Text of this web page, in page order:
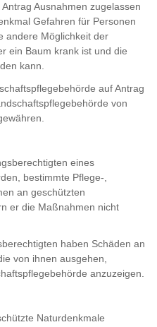
Ausnahmen zugelassen
Gefahren für Personen
andere Möglichkeit der
ein Baum krank ist und die
kann.
auf Antrag
von
eines
bestimmte Pflege-,
an geschützten
er die Maßnahmen nicht
haben Schäden an
von ihnen ausgehen,
anzuzeigen.
Naturdenkmale